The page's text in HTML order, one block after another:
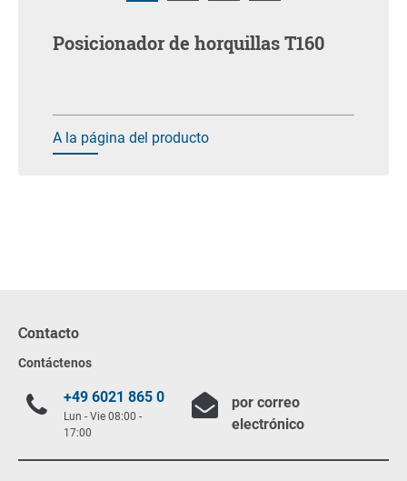
Posicionador de horquillas T160
A la página del producto
Contacto
Contáctenos
+49 6021 865 0
Lun - Vie 08:00 -
17:00
por correo
electrónico